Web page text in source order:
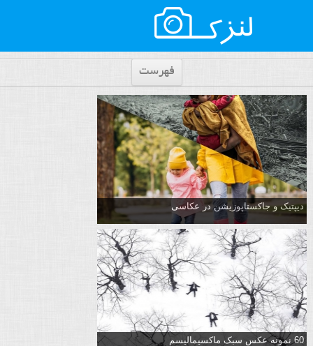
فهرست
دیپتیک و جاکستا‌پوزیشن در عکاسی
60 نمونه عکس سبک ماکسیمالیسم